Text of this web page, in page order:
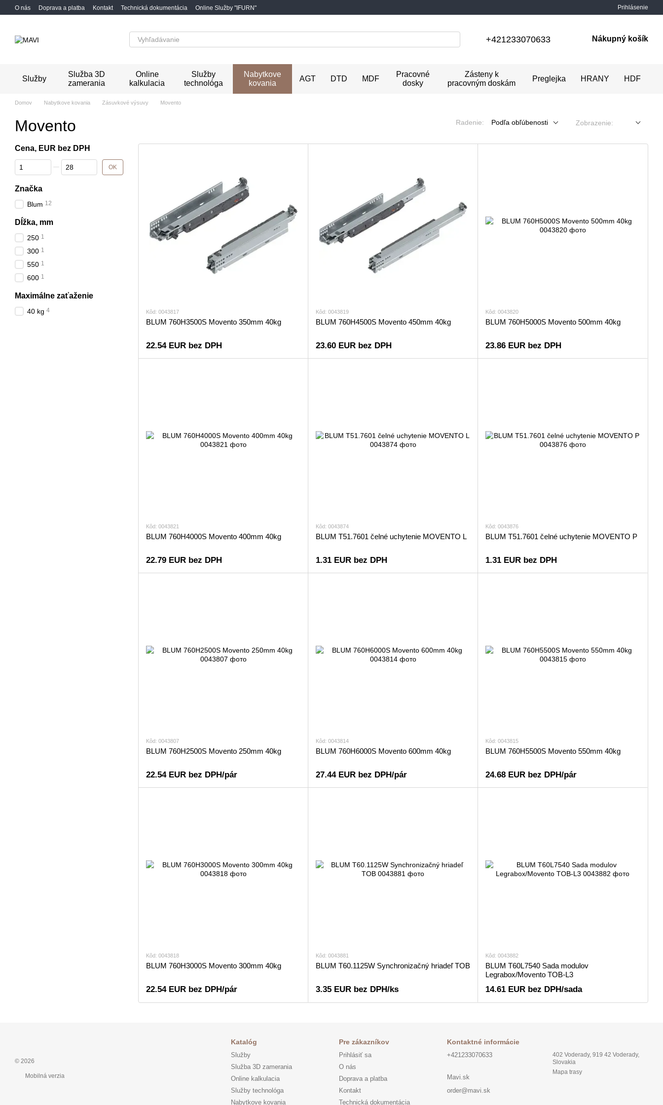
Перейти к основному контенту
O nás Doprava a platba Kontakt Technická dokumentácia Online Služby "IFURN" Prihlásenie
+421233070633 Nákupný košík
Služby
Služba 3D
zamerania
Online
kalkulacia
Služby
technológa
Nabytkove
kovania
AGT DTD MDF
Pracovné
dosky
Zásteny k
pracovným doskám
Preglejka HRANY HDF
Domov Nabytkove kovania Zásuvkové výsuvy Movento
Movento Radenie: Podľa obľúbenosti Zobrazenie:
Kôd: 0043817
BLUM 760H3500S Movento 350mm 40kg
22.54 EUR bez DPH
Kôd: 0043819
BLUM 760H4500S Movento 450mm 40kg
23.60 EUR bez DPH
Kôd: 0043820
BLUM 760H5000S Movento 500mm 40kg
23.86 EUR bez DPH
Kôd: 0043821
BLUM 760H4000S Movento 400mm 40kg
22.79 EUR bez DPH
Kôd: 0043874
BLUM T51.7601 čelné uchytenie MOVENTO L
1.31 EUR bez DPH
Kôd: 0043876
BLUM T51.7601 čelné uchytenie MOVENTO P
1.31 EUR bez DPH
Kôd: 0043807
BLUM 760H2500S Movento 250mm 40kg
22.54 EUR bez DPH/pár
Kôd: 0043814
BLUM 760H6000S Movento 600mm 40kg
27.44 EUR bez DPH/pár
Kôd: 0043815
BLUM 760H5500S Movento 550mm 40kg
24.68 EUR bez DPH/pár
Kôd: 0043818
BLUM 760H3000S Movento 300mm 40kg
22.54 EUR bez DPH/pár
Kôd: 0043881
BLUM T60.1125W Synchronizačný hriadeľ TOB
3.35 EUR bez DPH/ks
Kôd: 0043882
BLUM T60L7540 Sada modulov
Legrabox/Movento TOB-L3
14.61 EUR bez DPH/sada
Cena, EUR bez DPH
От Cena, EUR bez DPH
До Cena, EUR bez DPH OK
Značka
Blum 12
Dĺžka, mm
250 1
300 1
550 1
600 1
Maximálne zaťaženie
40 kg 4
© 2026
Mobilná verzia
Katalóg
Služby
Služba 3D zamerania
Online kalkulacia
Služby technológa
Nabytkove kovania
Pre zákazníkov
Prihlásiť sa
O nás
Doprava a platba
Kontakt
Technická dokumentácia
Kontaktné informácie
+421233070633
Mavi.sk
order@mavi.sk
402 Voderady, 919 42 Voderady,
Slovakia
Mapa trasy